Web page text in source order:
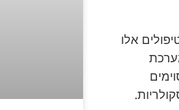
אלו